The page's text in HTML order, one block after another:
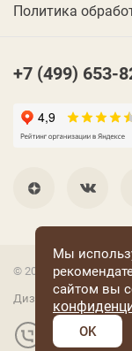
Политика
+7 (499) 653-
© 2001 Группа
Дизайн —RUSO
Разработка и
Мы
сайтом вы
OK